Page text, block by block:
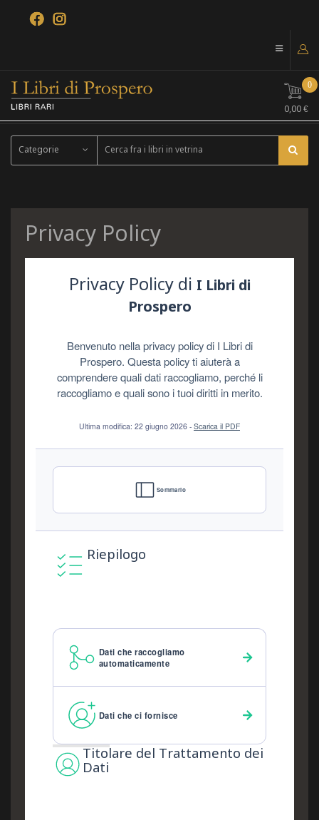
0
0,00 €
Categorie
Privacy Policy
Privacy Policy di I Libri di
Prospero
Benvenuto nella privacy policy di I Libri di
Prospero. Questa policy ti aiuterà a
comprendere quali dati raccogliamo, perché li
raccogliamo e quali sono i tuoi diritti in merito.
Ultima modifica: 22 giugno 2026 - Scarica il PDF
Sommario
Riepilogo
Dati che raccogliamo
automaticamente
Dati che ci fornisce
Titolare del Trattamento dei
Dati